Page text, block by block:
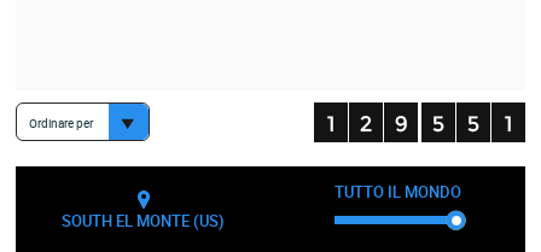
Ordinare per
SOUTH EL MONTE (US)
TUTTO IL MONDO